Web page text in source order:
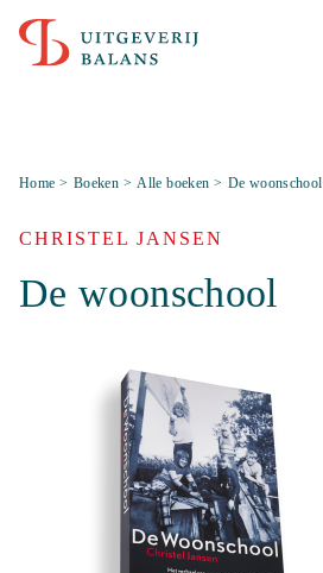
Home > Boeken > Alle boeken > De woonschool
CHRISTEL JANSEN
De woonschool